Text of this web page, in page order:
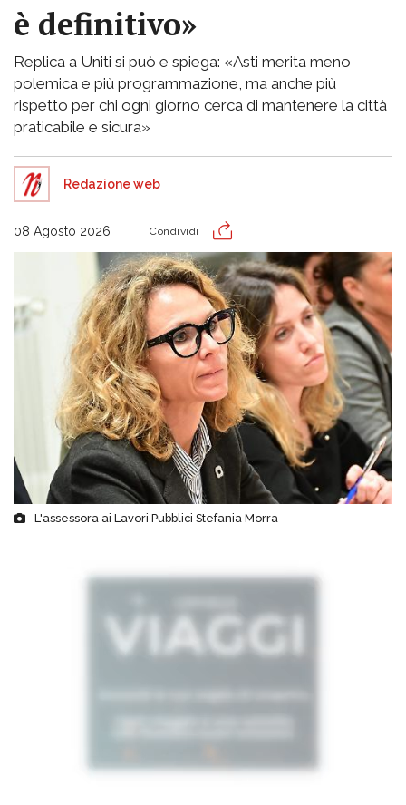
è definitivo»
Replica a Uniti si può e spiega: «Asti merita meno
polemica e più programmazione, ma anche più
rispetto per chi ogni giorno cerca di mantenere la città
praticabile e sicura»
Redazione web
08 Agosto 2026 Condividi
L'assessora ai Lavori Pubblici Stefania Morra